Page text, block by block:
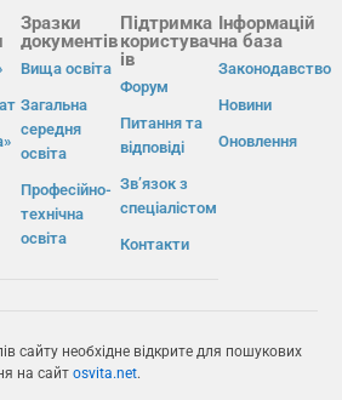
Зразки
документів
Вища освіта
Загальна
середня
освіта
Професійно-
технічна
освіта
Підтримка
користувач
ів
Форум
Питання та
відповіді
Зв’язок з
спеціалістом
Контакти
Інформацій
на база
Законодавство
Новини
Оновлення
сайту необхідне відкрите для пошукових
на сайт osvita.net.